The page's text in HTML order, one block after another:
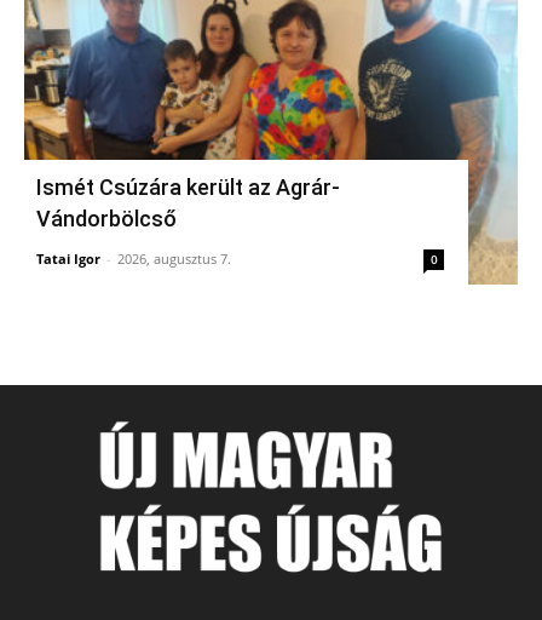
Ismét Csúzára került az Agrár-
Vándorbölcső
Tatai Igor - 2026, augusztus 7. 0